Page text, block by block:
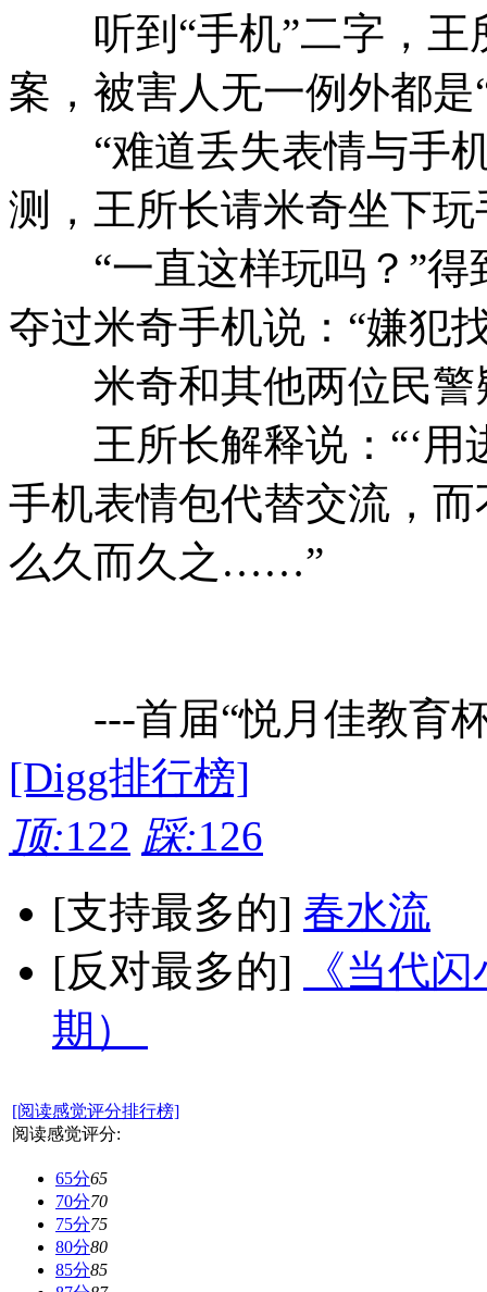
听到“手机”二字，王
案，被害人无一例外都是
“难道丢失表情与手机
测，王所长请米奇坐下玩
“一直这样玩吗？”得
夺过米奇手机说：“嫌犯
米奇和其他两位民警
王所长解释说：“‘用
手机表情包代替交流，
么久而久之……”
---首届“悦月佳教育
[Digg排行榜]
顶:122 踩:126
[支持最多的] 春水流
[反对最多的]
《当代
期）
[阅读感觉评分排行榜]
阅读感觉评分:
65分65
70分70
75分75
80分80
85分85